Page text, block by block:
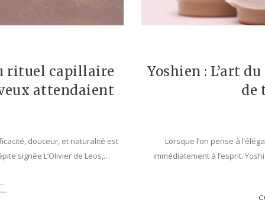
rituel capillaire
attendaient
douceur, et naturalité est
signée L’Olivier de Leos,…
Yoshien : L’art
de
Lorsque l’on pense à
immédiatement à l’esprit.